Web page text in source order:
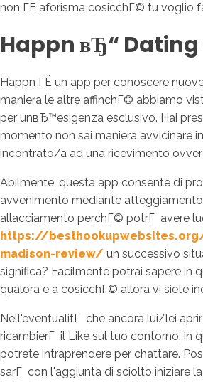
non ГЁ aforisma cosicchГ© tu voglio
Happn вЂ“
Happn ГЁ un app per conoscere
maniera le altre affinchГ© abbiamo
per unвЂ™esigenza esclusivo. Hai
momento non sai maniera avvicinare
incontrato/a ad una ricevimento
Abilmente, questa app consente di
avvenimento mediante
allacciamento perchГ© potrГ avere
https://
madison-review/ un successivo
significa? Facilmente potrai sapere in
qualora e a cosicchГ© allora vi siete
Nell'eventualitГ che ancora lui/lei
ricambierГ il Like sul tuo contorno, in
potrete intraprendere per chattare.
sarГ con l'aggiunta di sciolto iniziare